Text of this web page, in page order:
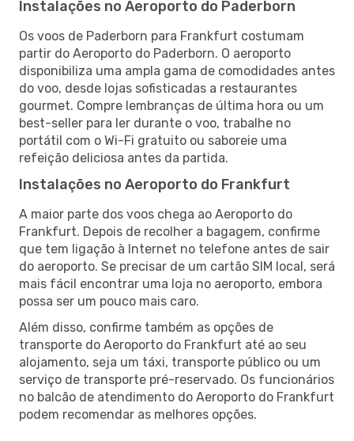
Instalações no Aeroporto do Paderborn
Os voos de Paderborn para Frankfurt costumam
partir do Aeroporto do Paderborn. O aeroporto
disponibiliza uma ampla gama de comodidades antes
do voo, desde lojas sofisticadas a restaurantes
gourmet. Compre lembranças de última hora ou um
best-seller para ler durante o voo, trabalhe no
portátil com o Wi-Fi gratuito ou saboreie uma
refeição deliciosa antes da partida.
Instalações no Aeroporto do Frankfurt
A maior parte dos voos chega ao Aeroporto do
Frankfurt. Depois de recolher a bagagem, confirme
que tem ligação à Internet no telefone antes de sair
do aeroporto. Se precisar de um cartão SIM local, será
mais fácil encontrar uma loja no aeroporto, embora
possa ser um pouco mais caro.
Além disso, confirme também as opções de
transporte do Aeroporto do Frankfurt até ao seu
alojamento, seja um táxi, transporte público ou um
serviço de transporte pré-reservado. Os funcionários
no balcão de atendimento do Aeroporto do Frankfurt
podem recomendar as melhores opções.